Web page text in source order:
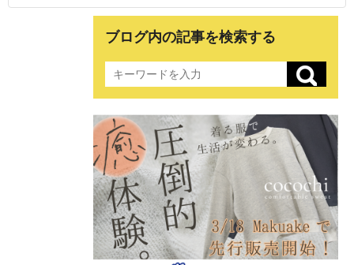
ブログ内の記事を検索する